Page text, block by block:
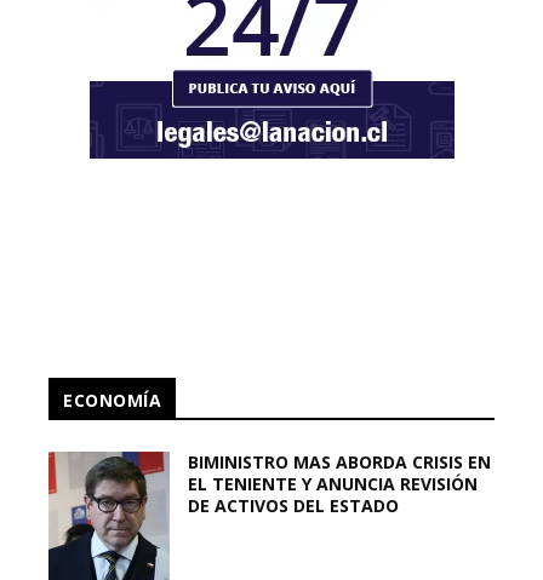
ECONOMÍA
BIMINISTRO MAS ABORDA CRISIS EN
EL TENIENTE Y ANUNCIA REVISIÓN
DE ACTIVOS DEL ESTADO